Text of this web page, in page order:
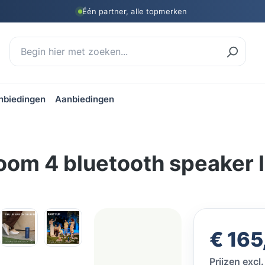
Één partner, alle topmerken
Aanbiedingen
4 bluetooth speaker
Normale
€
Prijzen